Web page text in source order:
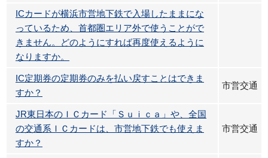
ICカードが横浜市営地下鉄で入場したままにな
っているため、首都圏エリア外で使うことがで
きません。どのようにすれば再度使えるように
なりますか。
IC定期券の定期券のみを払い戻すことはできま
すか？
市営交通
JR東日本のＩＣカード「Ｓｕｉｃａ」や、全国
の交通系ＩＣカードは、市営地下鉄でも使えま
すか？
市営交通